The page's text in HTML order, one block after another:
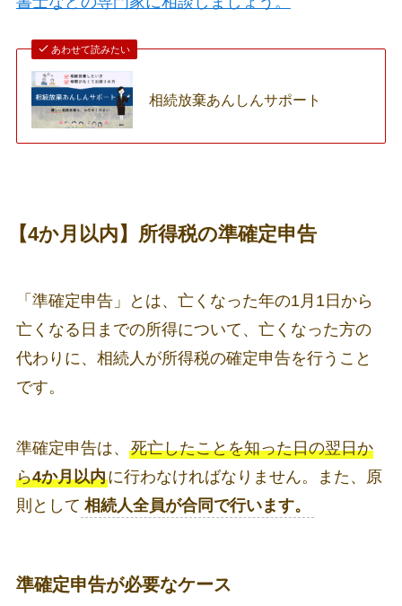
あわせて読みたい
相続放棄あんしんサポート
【4か月以内】所得税の準確定申告
「準確定申告」とは、亡くなった年の1月1日から
亡くなる日までの所得について、亡くなった方の
代わりに、相続人が所得税の確定申告を行うこと
です。
準確定申告は、 死亡したことを知った日の翌日か
ら4か月以内に行わなければなりません。また、原
則として 相続人全員が合同で行います。
準確定申告が必要なケース